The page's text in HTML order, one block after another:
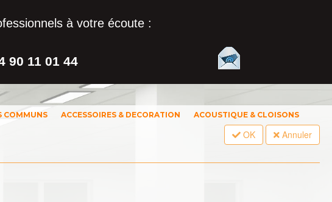
à votre écoute :
90 11 01 44
COMMUNS ACCESSOIRES & DECORATION ACOUSTIQUE & CLOISONS
OK Annuler